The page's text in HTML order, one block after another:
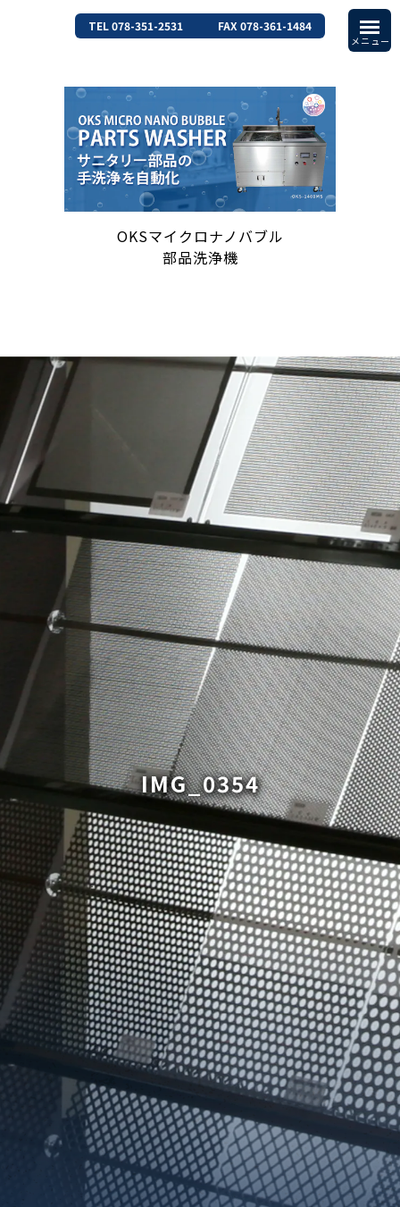
TEL 078-351-2531 FAX 078-361-1484
OKSマイクロナノバブル
部品洗浄機
IMG_0354